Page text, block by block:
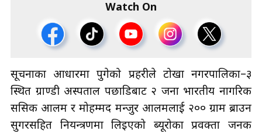
Watch On
सूचनाका आधारमा पुगेको प्रहरीले टोखा नगरपालिका–३
स्थित ग्राण्डी अस्पताल पछाडिबाट २ जना भारतीय नागरिक
ससिक आलम र मोहम्मद मन्जुर आलमलाई २०० ग्राम ब्राउन
सुगरसहित नियन्त्रणमा लिइएको ब्यूरोका प्रवक्ता जनक